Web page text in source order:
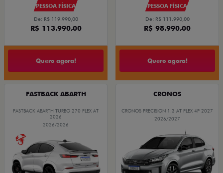
PESSOA FÍSICA
De: R$ 119.990,00
R$ 113.990,00
Quero agora!
PESSOA FÍSICA
De: R$ 111.990,00
R$ 98.990,00
Quero agora!
FASTBACK ABARTH
FASTBACK ABARTH TURBO 270 FLEX AT
2026
2026/2026
CRONOS
CRONOS PRECISION 1.3 AT FLEX 4P 2027
2026/2027